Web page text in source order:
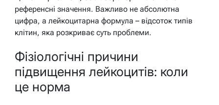
референсні значення. Важливо не абсолютна
цифра, а лейкоцитарна формула – відсоток типів
клітин, яка розкриває суть проблеми.
Фізіологічні причини
підвищення лейкоцитів: коли
це норма